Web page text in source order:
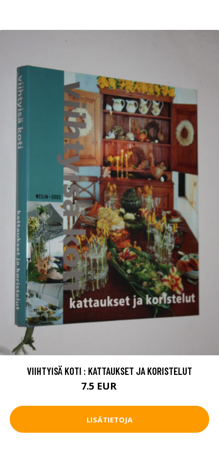
VIIHTYISÄ KOTI : KATTAUKSET JA KORISTELUT
7.5 EUR
LISÄTIETOJA